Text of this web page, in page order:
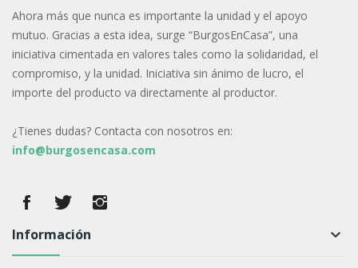
Ahora más que nunca es importante la unidad y el apoyo
mutuo. Gracias a esta idea, surge “BurgosEnCasa”, una
iniciativa cimentada en valores tales como la solidaridad, el
compromiso, y la unidad. Iniciativa sin ánimo de lucro, el
importe del producto va directamente al productor.
¿Tienes dudas? Contacta con nosotros en:
info@burgosencasa.com
Información keyboard_arrow_down